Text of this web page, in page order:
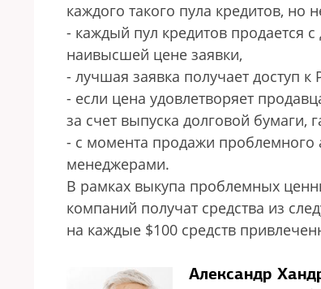
каждого такого пула кредитов, но
- каждый пул кредитов продается
наивысшей цене заявки,
- лучшая заявка получает доступ
- если цена удовлетворяет
за счет выпус­ка долговой бумаги,
- с момента продажи проблемного
менеджерами.
В рамках выкупа проблемных
компаний получат средства из
на каждые $100 средств
Александр